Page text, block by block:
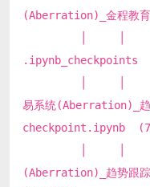
(Aberration)_金程教育
│ │
.ipynb_checkpoints
│ │ │
易系统(Aberration)_趋
checkpoint.ipynb
│ │ │
(Aberration)_趋势跟